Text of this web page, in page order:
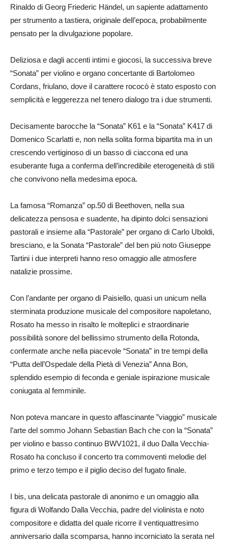
Rinaldo di Georg Friederic Händel, un sapiente adattamento
per strumento a tastiera, originale dell’epoca, probabilmente
pensato per la divulgazione popolare.
Deliziosa e dagli accenti intimi e giocosi, la successiva breve
“Sonata” per violino e organo concertante di Bartolomeo
Cordans, friulano, dove il carattere rococò è stato esposto con
semplicità e leggerezza nel tenero dialogo tra i due strumenti.
Decisamente barocche la “Sonata” K61 e la “Sonata” K417 di
Domenico Scarlatti e, non nella solita forma bipartita ma in un
crescendo vertiginoso di un basso di ciaccona ed una
esuberante fuga a conferma dell’incredibile eterogeneità di stili
che convivono nella medesima epoca.
La famosa “Romanza” op.50 di Beethoven, nella sua
delicatezza pensosa e suadente, ha dipinto dolci sensazioni
pastorali e insieme alla “Pastorale” per organo di Carlo Uboldi,
bresciano, e la Sonata “Pastorale” del ben più noto Giuseppe
Tartini i due interpreti hanno reso omaggio alle atmosfere
natalizie prossime.
Con l’andante per organo di Paisiello, quasi un unicum nella
sterminata produzione musicale del compositore napoletano,
Rosato ha messo in risalto le molteplici e straordinarie
possibilità sonore del bellissimo strumento della Rotonda,
confermate anche nella piacevole “Sonata” in tre tempi della
“Putta dell’Ospedale della Pietà di Venezia” Anna Bon,
splendido esempio di feconda e geniale ispirazione musicale
coniugata al femminile.
Non poteva mancare in questo affascinante ”viaggio” musicale
l’arte del sommo Johann Sebastian Bach che con la “Sonata”
per violino e basso continuo BWV1021, il duo Dalla Vecchia-
Rosato ha concluso il concerto tra commoventi melodie del
primo e terzo tempo e il piglio deciso del fugato finale.
I bis, una delicata pastorale di anonimo e un omaggio alla
figura di Wolfando Dalla Vecchia, padre del violinista e noto
compositore e didatta del quale ricorre il ventiquattresimo
anniversario dalla scomparsa, hanno incorniciato la serata nel